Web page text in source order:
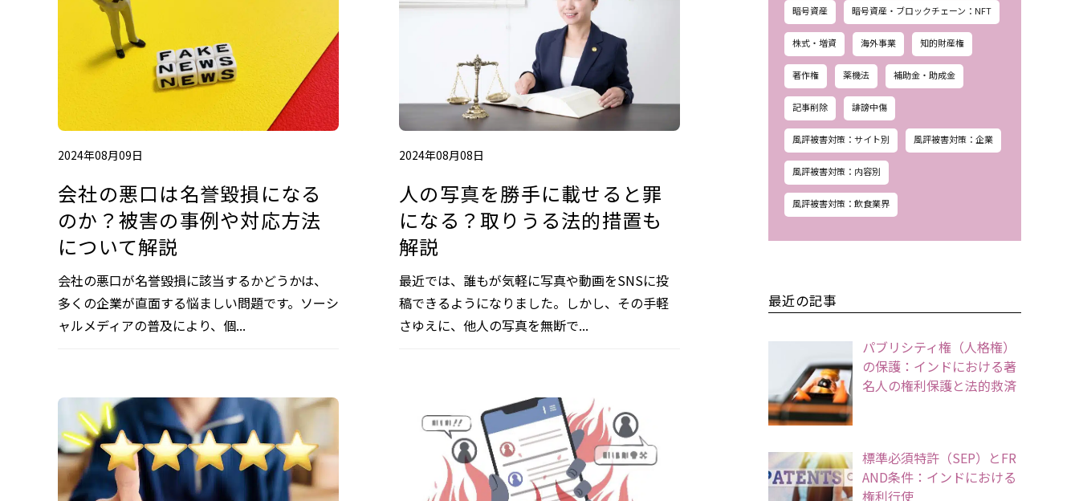
2024年08月09日
会社の悪口は名誉毀損になる
のか？被害の事例や対応方法
について解説
会社の悪口が名誉毀損に該当するかどうかは、
多くの企業が直面する悩ましい問題です。ソーシ
ャルメディアの普及により、個...
2024年08月08日
人の写真を勝手に載せると罪
になる？取りうる法的措置も
解説
最近では、誰もが気軽に写真や動画をSNSに投
稿できるようになりました。しかし、その手軽
さゆえに、他人の写真を無断で...
暗号資産 暗号資産・ブロックチェーン：NFT
株式・増資 海外事業 知的財産権
著作権 薬機法 補助金・助成金
記事削除 誹謗中傷
風評被害対策：サイト別 風評被害対策：企業
風評被害対策：内容別
風評被害対策：飲食業界
最近の記事
パブリシティ権（人格権）
の保護：インドにおける著
名人の権利保護と法的救済
標準必須特許（SEP）とFR
AND条件：インドにおける
権利行使